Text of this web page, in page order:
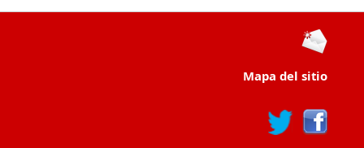
Mapa del sitio